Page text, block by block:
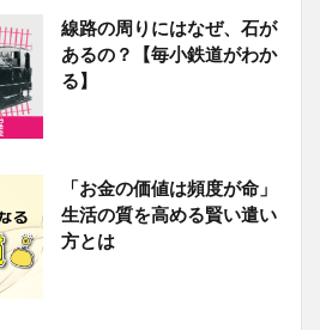
線路の周りにはなぜ、石が
あるの？【毎小鉄道がわか
る】
「お金の価値は頻度が命」
生活の質を高める賢い遣い
方とは